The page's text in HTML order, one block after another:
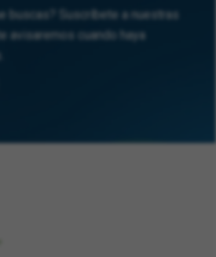
buscas? Suscríbete a nuestras
avisaremos cuando haya